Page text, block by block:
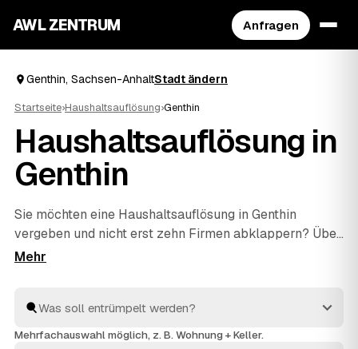
AWL ZENTRUM Anfragen
Genthin, Sachsen-AnhaltStadt ändern
Startseite›Haushaltsauflösung›Genthin
Haushaltsauflösung in
Genthin
Sie möchten eine Haushaltsauflösung in Genthin
vergeben und nicht erst zehn Firmen abklappern? Über
AWL schildern Sie Umfang und Objekt einmal und
vollständigen Hausstand im Erbfall kümmern sich die
Profis um Räumung, Transport und Entsorgung –
Mehrfachauswahl möglich, z. B. Wohnung + Keller.